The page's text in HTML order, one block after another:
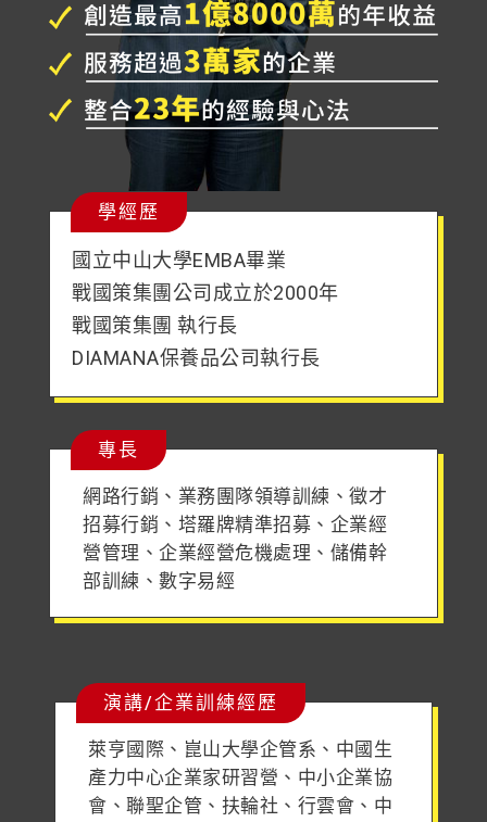
學經歷
國立中山大學EMBA畢業
戰國策集團公司成立於2000年
戰國策集團 執行長
DIAMANA保養品公司執行長
專長
網路行銷、業務團隊領導訓練、徵才
招募行銷、塔羅牌精準招募、企業經
營管理、企業經營危機處理、儲備幹
部訓練、數字易經
演講/企業訓練經歷
萊亨國際、崑山大學企管系、中國生
產力中心企業家研習營、中小企業協
會、聯聖企管、扶輪社、行雲會、中